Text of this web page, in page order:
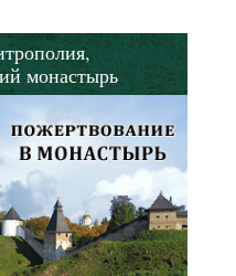
монастырь